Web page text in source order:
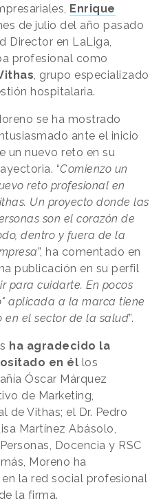
Enrique
de julio del año pasado
Director en LaLiga,
profesional como
, grupo especializado
hospitalaria.
se ha mostrado
ante el inicio
un nuevo reto en su
“Comienzo un
reto profesional en
Un proyecto donde las
son el corazón de
dentro y fuera de la
”, ha comentado en
publicación en su perfil
para cuidarte. En pocos
aplicada a la marca tiene
en el sector de la salud”.
ha agradecido la
en él los
Óscar Márquez
de Marketing,
de Vithas; el Dr. Pedro
Martínez Abásolo,
Docencia y RSC
Moreno ha
la red social profesional
la firma.